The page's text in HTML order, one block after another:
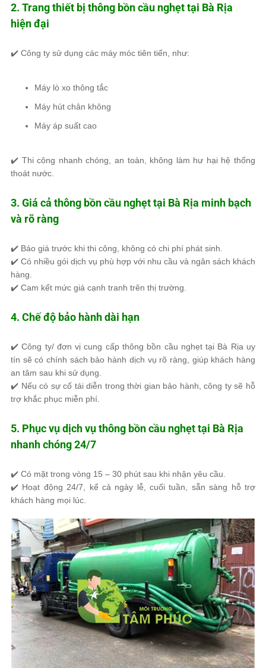
2. Trang thiết bị thông bồn cầu nghẹt tại Bà Rịa
hiện đại
✔️ Công ty sử dụng các máy móc tiên tiến , như:
Máy lò xo thông tắc
Máy hút chân không
Máy áp suất cao
✔️ Thi công nhanh chóng an toàn , không làm hư hại hệ thống
thoát nước.
3. Giá cả thông bồn cầu nghẹt tại Bà Rịa minh bạch
và rõ ràng
✔️ Báo giá trước khi thi công , không có chi phí phát sinh.
✔️ Có nhiều gói dịch vụ phù hợp với nhu cầu và ngân sách khách
hàng.
✔️ Cam kết mức giá cạnh tranh trên thị trường.
4. Chế độ bảo hành dài hạn
✔️Công ty/ đơn vị cung cấp thông bồn cầu nghẹt tại Bà Rịa uy
tín sẽ có chính sách bảo hành dịch vụ rõ ràng, giúp khách hàng
an tâm sau khi sử dụng.
✔️ Nếu có sự cố tái diễn trongthời gian bảo hành , công ty sẽ hỗ
trợ khắc phục miễn phí
5. Phục vụ dịch vụ thông bồn cầu nghẹt tại Bà Rịa
nhanh chóng 24/7
✔️ Có mặt trong vòng 15 – 30 phút sau khi nhận yêu cầu.
✔️ Hoạt động 24/7, kể cả ngày lễ, cuối tuần , sẵn sàng hỗ trợ
khách hàng mọi lúc.